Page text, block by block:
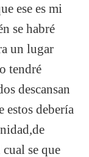
ese es mi
se habré
un lugar
tendré
descansan
estos debería
se que